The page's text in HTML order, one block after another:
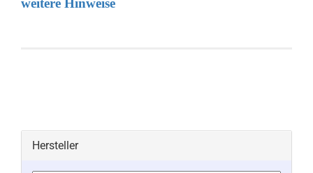
weitere Hinweise
Hersteller